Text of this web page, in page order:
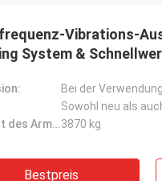
Vibrations-Ausgangs-
System &
Bei der
Sowohl neu als
Gewicht des Arms:3870 kg
Bestpreis